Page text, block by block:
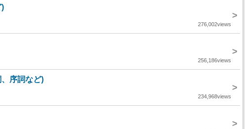
)
>
276,002views
>
256,186views
序詞など)
>
234,968views
>